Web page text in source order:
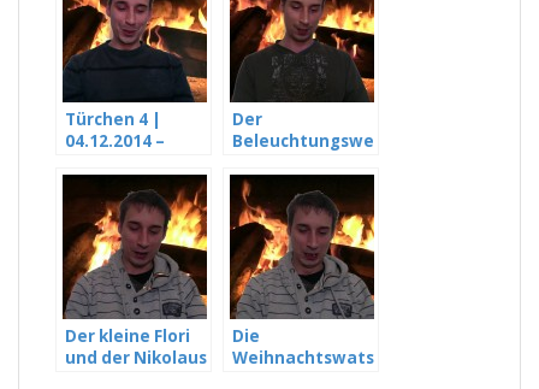
Türchen 4 |
04.12.2014 –
Adventskalende
r 2014
Der
Beleuchtungswe
Türchen 13 –
Tom’s
Adventskalende
r 2014
Der kleine Flori
und der Nikolaus
Die
Weihnachtswats